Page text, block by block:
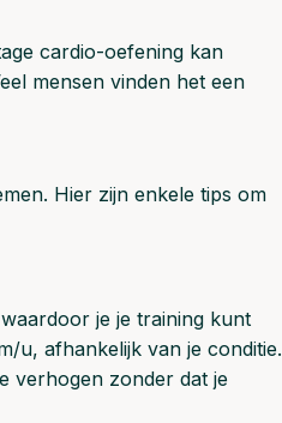
cardio-oefening kan
mensen vinden het een
Hier zijn enkele tips om
je je training kunt
u, afhankelijk van je conditie.
verhogen zonder dat je